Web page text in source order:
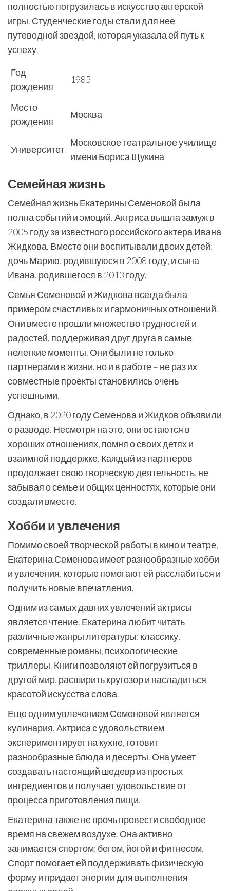
полностью погрузилась в искусство актерской
игры. Студенческие годы стали для нее
путеводной звездой, которая указала ей путь к
успеху.
Год
рождения
1985
Место
рождения
Москва
Университет
Московское театральное училище
имени Бориса Щукина
Семейная жизнь
Семейная жизнь Екатерины Семеновой была
полна событий и эмоций. Актриса вышла замуж в
2005 году за известного российского актера Ивана
Жидкова. Вместе они воспитывали двоих детей:
дочь Марию, родившуюся в 2008 году, и сына
Ивана, родившегося в 2013 году.
Семья Семеновой и Жидкова всегда была
примером счастливых и гармоничных отношений.
Они вместе прошли множество трудностей и
радостей, поддерживая друг друга в самые
нелегкие моменты. Они были не только
партнерами в жизни, но и в работе – не раз их
совместные проекты становились очень
успешными.
Однако, в 2020 году Семенова и Жидков объявили
о разводе. Несмотря на это, они остаются в
хороших отношениях, помня о своих детях и
взаимной поддержке. Каждый из партнеров
продолжает свою творческую деятельность, не
забывая о семье и общих ценностях, которые они
создали вместе.
Хобби и увлечения
Помимо своей творческой работы в кино и театре,
Екатерина Семенова имеет разнообразные хобби
и увлечения, которые помогают ей расслабиться и
получить новые впечатления.
Одним из самых давних увлечений актрисы
является чтение. Екатерина любит читать
различные жанры литературы: классику,
современные романы, психологические
триллеры. Книги позволяют ей погрузиться в
другой мир, расширить кругозор и насладиться
красотой искусства слова.
Еще одним увлечением Семеновой является
кулинария. Актриса с удовольствием
экспериментирует на кухне, готовит
разнообразные блюда и десерты. Она умеет
создавать настоящий шедевр из простых
ингредиентов и получает удовольствие от
процесса приготовления пищи.
Екатерина также не прочь провести свободное
время на свежем воздухе. Она активно
занимается спортом: бегом, йогой и фитнесом.
Спорт помогает ей поддерживать физическую
форму и придает энергии для выполнения